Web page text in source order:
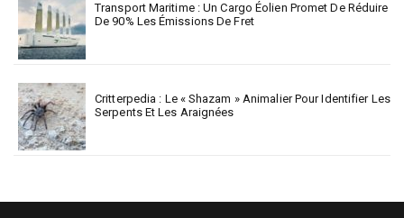
Transport Maritime : Un Cargo Éolien Promet De Réduire
De 90% Les Émissions De Fret
Critterpedia : Le « Shazam » Animalier Pour Identifier Les
Serpents Et Les Araignées